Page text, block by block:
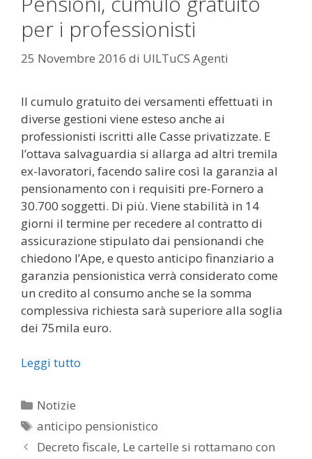
per i professionisti
25 Novembre 2016 di UILTuCS Agenti
Il cumulo gratuito dei versamenti effettuati in
diverse gestioni viene esteso anche ai
professionisti iscritti alle Casse privatizzate. E
l’ottava salvaguardia si allarga ad altri tremila
ex-lavoratori, facendo salire così la garanzia al
pensionamento con i requisiti pre-Fornero a
30.700 soggetti. Di più. Viene stabilità in 14
giorni il termine per recedere al contratto di
assicurazione stipulato dai pensionandi che
chiedono l’Ape, e questo anticipo finanziario a
garanzia pensionistica verrà considerato come
un credito al consumo anche se la somma
complessiva richiesta sarà superiore alla soglia
dei 75mila euro.
Leggi tutto
Categorie
Notizie
Tag
anticipo pensionistico
Decreto fiscale, Le cartelle si rottamano con